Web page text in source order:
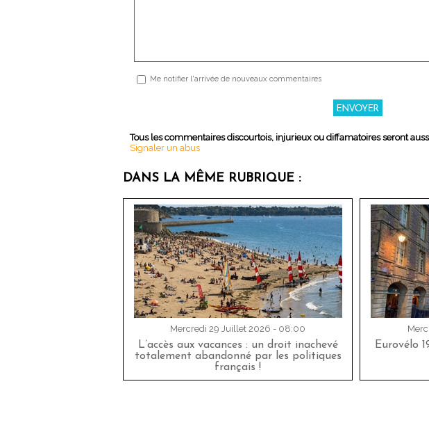
Me notifier l'arrivée de nouveaux commentaires
Tous les commentaires discourtois, injurieux ou diffamatoires seront
Signaler un abus
DANS LA MÊME RUBRIQUE :
Mercredi 29 Juillet 2026 - 08:00
L’accès aux vacances : un droit inachevé
totalement abandonné par les politiques
français !
Eurovélo